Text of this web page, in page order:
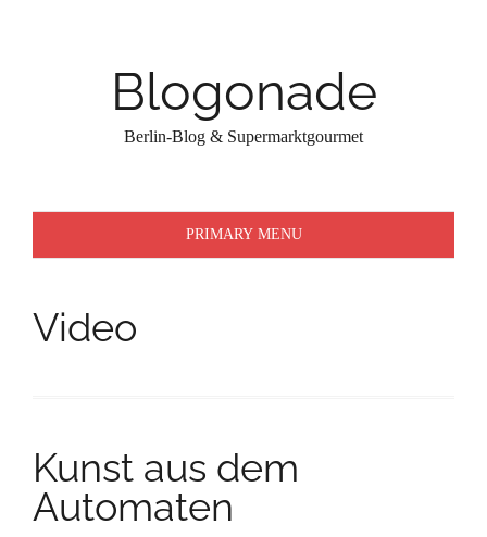
Blogonade
Berlin-Blog & Supermarktgourmet
PRIMARY MENU
Video
Kunst aus dem
Automaten